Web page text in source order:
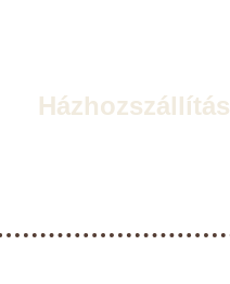
Házhozszállítás